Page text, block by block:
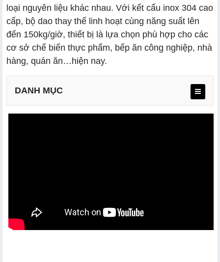
loại nguyên liệu khác nhau. Với kết cấu inox 304 cao
cấp, bộ dao thay thế linh hoạt cùng năng suất lên
đến 150kg/giờ, thiết bị là lựa chọn phù hợp cho các
cơ sở chế biến thực phẩm, bếp ăn công nghiệp, nhà
hàng, quán ăn…hiện nay.
DANH MỤC
3.2 Thành phẩm cắt đồng đều, đẹp mắt